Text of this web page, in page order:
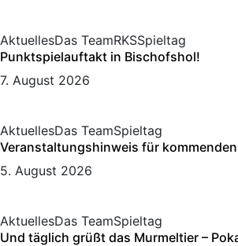
AktuellesDas TeamRKSSpieltag
Punktspielauftakt in Bischofshol!
7. August 2026
AktuellesDas TeamSpieltag
Veranstaltungshinweis für
5. August 2026
AktuellesDas TeamSpieltag
Und täglich grüßt das Murmeltier –